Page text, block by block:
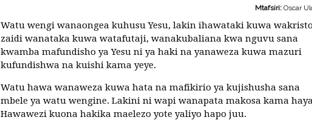
Mtafsiri:Oscar
Watu wengi wanaongea kuhusu Yesu, lakin ihawataki kuwa
zaidi wanataka kuwa watafutaji, wanakubaliana kwa nguvu sana
kwamba mafundisho ya Yesu ni ya haki na yanaweza kuwa mazuri
kufundishwa na kuishi kama yeye.
Watu hawa wanaweza kuwa hata na mafikirio ya kujishusha sana
mbele ya watu wengine. Lakini ni wapi wanapata makosa kama
Hawawezi kuona hakika maelezo yote yaliyo hapo juu.